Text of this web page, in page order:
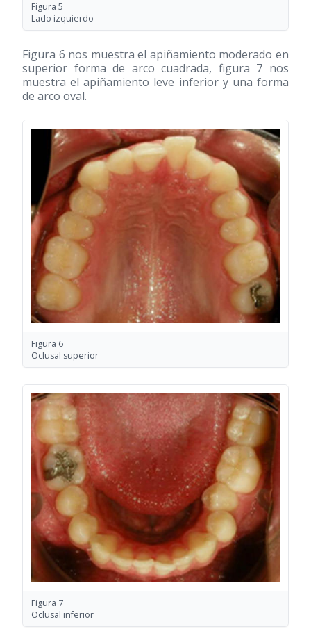
Figura 5
Lado izquierdo
Figura 6 nos muestra el apiñamiento moderado en
superior forma de arco cuadrada, figura 7 nos
muestra el apiñamiento leve inferior y una forma
de arco oval.
Figura 6
Oclusal superior
Figura 7
Oclusal inferior